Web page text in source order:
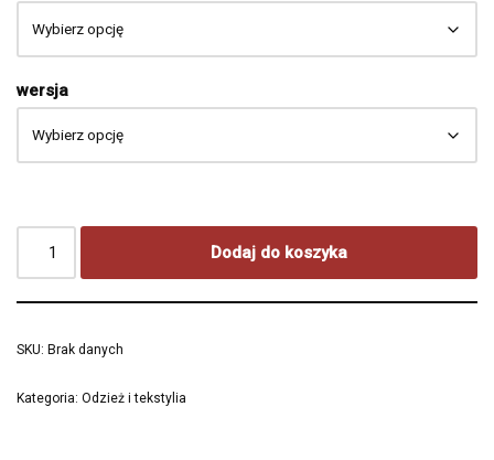
wersja
Dodaj do koszyka
SKU: Brak danych
Kategoria: Odzież i tekstylia